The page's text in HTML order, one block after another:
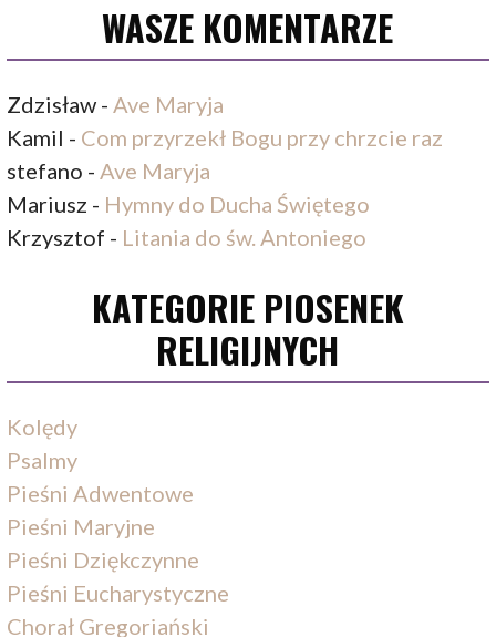
WASZE KOMENTARZE
Zdzisław -Ave Maryja
Kamil - Com przyrzekł Bogu przy chrzcie raz
stefano -Ave Maryja
Mariusz - Hymny do Ducha Świętego
Krzysztof - Litania do św. Antoniego
KATEGORIE PIOSENEK
RELIGIJNYCH
Kolędy
Psalmy
Pieśni Adwentowe
Pieśni Maryjne
Pieśni Dziękczynne
Pieśni Eucharystyczne
Chorał Gregoriański